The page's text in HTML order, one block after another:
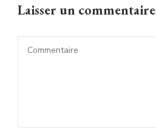
Laisser un commentaire